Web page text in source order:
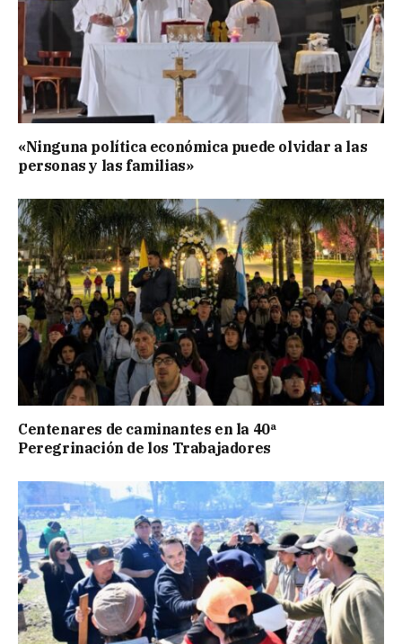
«Ninguna política económica puede olvidar a las
personas y las familias»
Centenares de caminantes en la 40ª
Peregrinación de los Trabajadores